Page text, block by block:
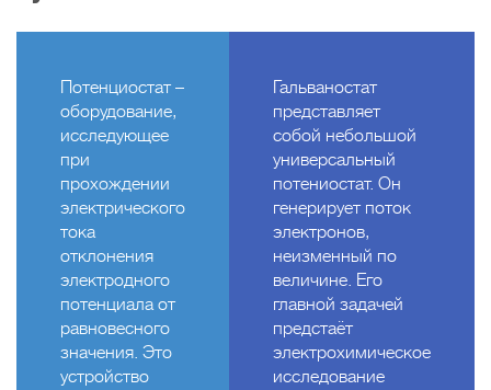
Потенциостат –
оборудование,
исследующее
при
прохождении
электрического
тока
отклонения
электродного
потенциала от
равновесного
значения. Это
устройство
Гальваностат
представляет
собой небольшой
универсальный
потениостат. Он
генерирует поток
электронов,
неизменный по
величине. Его
главной задачей
предстаёт
электрохимическое
исследование